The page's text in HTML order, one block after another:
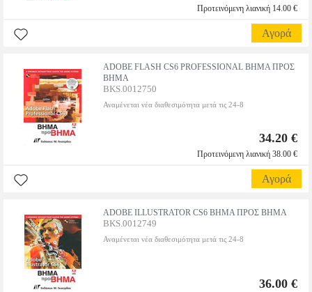
Προτεινόμενη λιανική 14.00 €
Αγορά
ADOBE FLASH CS6 PROFESSIONAL ΒΗΜΑ ΠΡΟΣ
ΒΗΜΑ
BKS.0012750
Αναμένεται νέα διαθεσιμότητα μετά τις 24-8
34.20 €
Προτεινόμενη λιανική 38.00 €
Αγορά
ADOBE ILLUSTRATOR CS6 ΒΗΜΑ ΠΡΟΣ ΒΗΜΑ
BKS.0012749
Αναμένεται νέα διαθεσιμότητα μετά τις 24-8
36.00 €